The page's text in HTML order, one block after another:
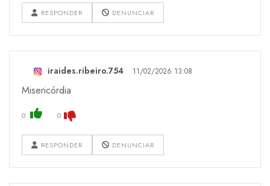
RESPONDER DENUNCIAR
iraides.ribeiro.754 11/02/2026 13:08
Misericórdia
0 0
RESPONDER DENUNCIAR